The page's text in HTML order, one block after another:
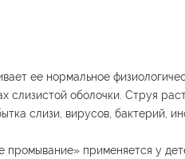
ее нормальное
слизистой оболочки. Струя
слизи, вирусов, бактерий,
применяется у